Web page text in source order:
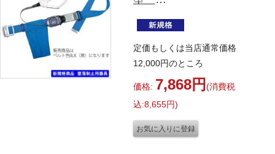
Mサイズ ベルト長1200
ブラック
定価もしくは当店通常価格
12,000円のところ
価格: 7,868円 (消費税
込:8,655円)